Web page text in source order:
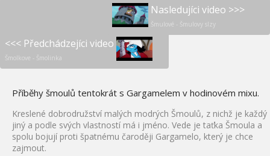
Nasledujíci video >>>
Šmulové - Šmulovy slzy
<<< Předchádzejíci video
Šmolkove - Šmolinka
Příběhy šmoulů tentokrát s Gargamelem v hodinovém mixu.
Kreslené dobrodružství malých modrých Šmoulů, z nichž je každý
jiný a podle svých vlastností má i jméno. Vede je taťka Šmoula a
spolu bojují proti špatnému čaroději Gargamelo, který je chce
zajmout.